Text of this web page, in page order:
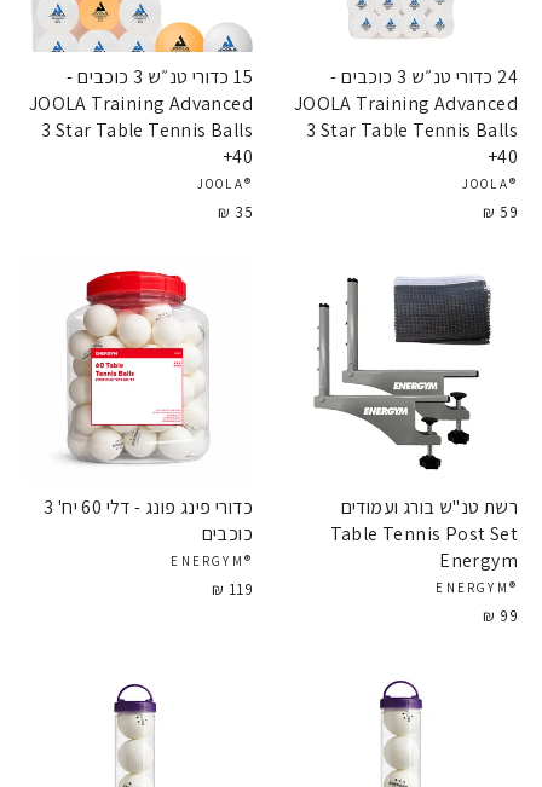
24 כדורי טנ״ש 3 כוכבים -
JOOLA Training Advanced
3 Star Table Tennis Balls
40+
®JOOLA
59 ₪
15 כדורי טנ״ש 3 כוכבים -
JOOLA Training Advanced
3 Star Table Tennis Balls
40+
®JOOLA
35 ₪
רשת טנ"ש בורג ועמודים
Table Tennis Post Set
Energym
®ENERGYM
99 ₪
כדורי פינג פונג - דלי 60 יח' 3
כוכבים
®ENERGYM
119 ₪